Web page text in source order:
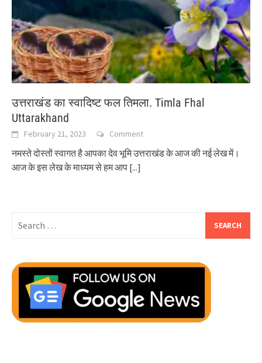
उत्तराखंड का स्वादिष्ट फल तिमला. Timla Fhal
Uttarakhand
February 21, 2023 Comment
नमस्ते दोस्तों स्वागत है आपका देव भूमि उत्तराखंड के आज की नई लेख में।
आज के इस लेख के माध्यम से हम आप [...]
for: